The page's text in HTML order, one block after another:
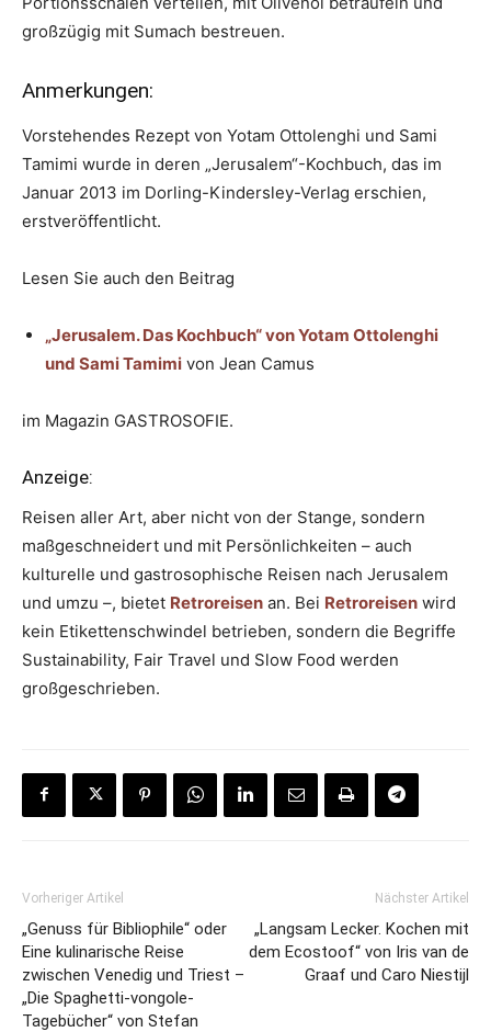
großzügig mit Sumach bestreuen.
Anmerkungen:
Vorstehendes Rezept von Yotam Ottolenghi und Sami
Tamimi wurde in deren „Jerusalem“-Kochbuch, das im
Januar 2013 im Dorling-Kindersley-Verlag erschien,
erstveröffentlicht.
Lesen Sie auch den Beitrag
„Jerusalem. Das Kochbuch“ von Yotam Ottolenghi
und Sami Tamimi von Jean Camus
im Magazin GASTROSOFIE.
Anzeige:
Reisen aller Art, aber nicht von der Stange, sondern
maßgeschneidert und mit Persönlichkeiten – auch
kulturelle und gastrosophische Reisen nach Jerusalem
und umzu –, bietet Retroreisen an. Bei Retroreisen wird
kein Etikettenschwindel betrieben, sondern die Begriffe
Sustainability, Fair Travel und Slow Food werden
großgeschrieben.
Vorheriger Artikel
„Genuss für Bibliophile“ oder
Eine kulinarische Reise
zwischen Venedig und Triest –
„Die Spaghetti-vongole-
Tagebücher“ von Stefan
Nächster Artikel
„Langsam Lecker. Kochen mit
dem Ecostoof“ von Iris van de
Graaf und Caro Niestijl